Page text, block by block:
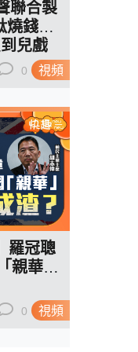
視頻
聯合製
燒錢遏
兒戲
港唔靠
0
視頻
羅冠聰
親華」
0